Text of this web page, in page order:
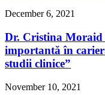
December 6, 2021
Dr. Cristina Moraid
importantă în
studii clinice”
November 10, 2021